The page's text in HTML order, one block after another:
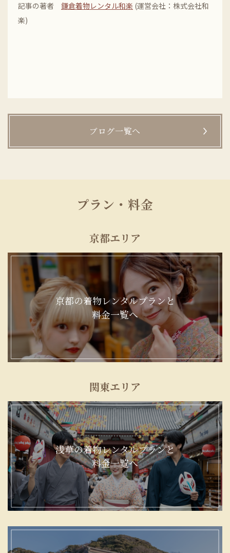
記事の著者 鎌倉着物レンタル和楽 (運営会社：株式会社和
楽)
ブログ一覧へ
プラン・料金
京都エリア
京都の着物レンタルプランと
料金一覧へ
関東エリア
浅草の着物レンタルプランと
料金一覧へ